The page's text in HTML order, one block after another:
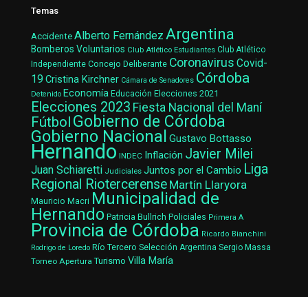
Temas
AccidenteAlberto Fernández Argentina
Bomberos Voluntarios Club Atlético Estudiantes Club Atlético
Independiente Concejo Deliberante Coronavirus Covid-
19 Cristina Kirchner Cámara de Senadores Córdoba
Detenido Economía Educación Elecciones 2021
Elecciones 2023 Fiesta Nacional del Maní
Fútbol Gobierno de Córdoba
Gobierno Nacional Gustavo Bottasso
Hernando INDEC Inflación Javier Milei
Juan Schiaretti Judiciales Juntos por el Cambio Liga
Regional Riotercerense Martín Llaryora
Mauricio Macri Municipalidad de
Hernando Patricia Bullrich Policiales Primera A
Provincia de Córdoba Ricardo Bianchini
Rodrigo de Loredo Río Tercero Selección Argentina Sergio Massa
Torneo Apertura Turismo Villa María